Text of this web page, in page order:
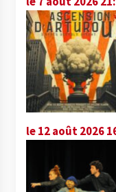
le 12 août 2026